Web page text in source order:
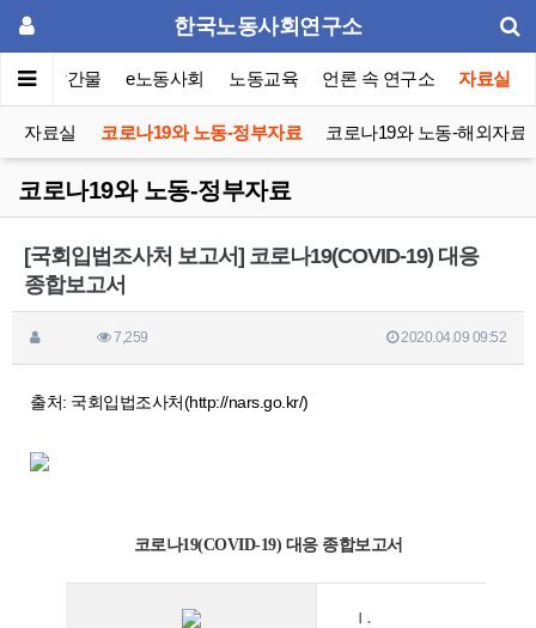
한국노동사회연구소
퍼 발간물 e노동사회 노동교육 언론 속 연구소 자료실
자료실 코로나19와 노동-정부자료 코로나19와 노동-해외자료
코로나19와 노동-정부자료
[국회입법조사처 보고서] 코로나19(COVID-19) 대응
종합보고서
7,259 2020.04.09 09:52
출처: 국회입법조사처(http://nars.go.kr/)
코로나19(COVID-19) 대응 종합보고서
Ⅰ.